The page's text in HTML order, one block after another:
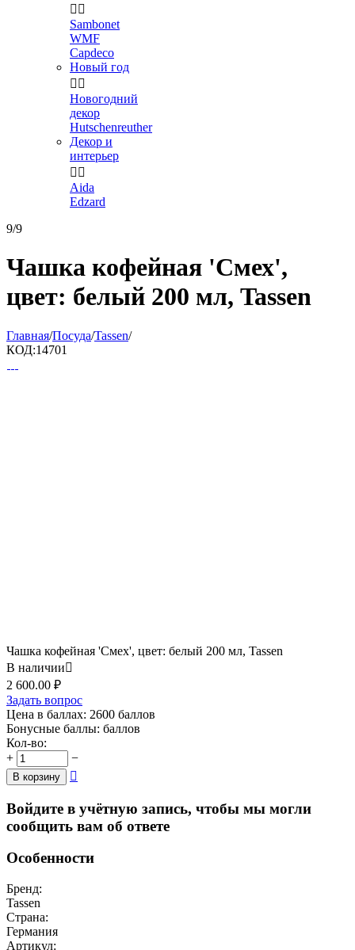
 
Sambonet
WMF
Capdeco
Новый год
 
Новогодний
декор
Hutschenreuther
Декор и
интерьер
 
Aida
Edzard
9/9
Чашка кофейная 'Смех',
цвет: белый 200 мл, Tassen
Главная/Посуда/Tassen/
КОД:14701
Чашка кофейная 'Смех', цвет: белый 200 мл, Tassen
В наличии
2 600.00 ₽
Задать вопрос
Цена в баллах: 2600 баллов
Бонусные баллы: баллов
Кол-во:
+
−
В корзину 
Войдите в учётную запись, чтобы мы могли
сообщить вам об ответе
Особенности
Бренд:
Tassen
Страна:
Германия
Артикул: